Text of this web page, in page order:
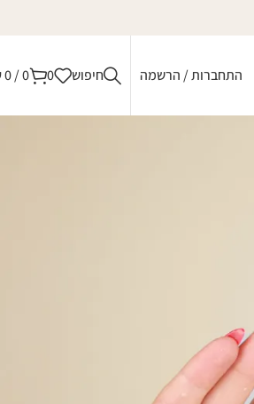
התחברות / הרשמה חיפוש 0
0
/
0